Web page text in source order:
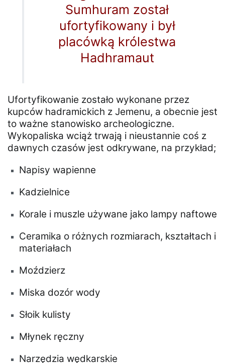
Sumhuram został
ufortyfikowany i był
placówką królestwa
Hadhramaut
Ufortyfikowanie zostało wykonane przez
kupców hadramickich z Jemenu, a obecnie jest
to ważne stanowisko archeologiczne.
Wykopaliska wciąż trwają i nieustannie coś z
dawnych czasów jest odkrywane, na przykład;
Napisy wapienne
Kadzielnice
Korale i muszle używane jako lampy naftowe
Ceramika o różnych rozmiarach, kształtach i
materiałach
Moździerz
Miska dozór wody
Słoik kulisty
Młynek ręczny
Narzędzia wędkarskie